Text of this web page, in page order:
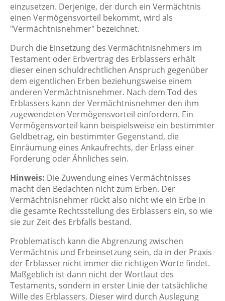
einzusetzen. Derjenige, der durch ein Vermächtnis
einen Vermögensvorteil bekommt, wird als
"Vermächtnisnehmer" bezeichnet.
Durch die Einsetzung des Vermächtnisnehmers im
Testament oder Erbvertrag des Erblassers erhält
dieser einen schuldrechtlichen Anspruch gegenüber
dem eigentlichen Erben beziehungsweise einem
anderen Vermächtnisnehmer. Nach dem Tod des
Erblassers kann der Vermächtnisnehmer den ihm
zugewendeten Vermögensvorteil einfordern. Ein
Vermögensvorteil kann beispielsweise ein bestimmter
Geldbetrag, ein bestimmter Gegenstand, die
Einräumung eines Ankaufrechts, der Erlass einer
Forderung oder Ähnliches sein.
Hinweis: Die Zuwendung eines Vermächtnisses
macht den Bedachten nicht zum Erben. Der
Vermächtnisnehmer rückt also nicht wie ein Erbe in
die gesamte Rechtsstellung des Erblassers ein, so wie
sie zur Zeit des Erbfalls bestand.
Problematisch kann die Abgrenzung zwischen
Vermächtnis und Erbeinsetzung sein, da in der Praxis
der Erblasser nicht immer die richtigen Worte findet.
Maßgeblich ist dann nicht der Wortlaut des
Testaments, sondern in erster Linie der tatsächliche
Wille des Erblassers. Dieser wird durch Auslegung